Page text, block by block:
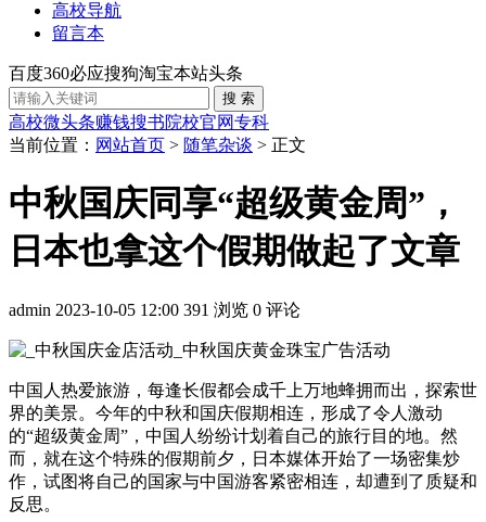
高校导航
留言本
百度360必应搜狗淘宝本站头条
高校微头条赚钱搜书院校官网专科
当前位置： 网站首页 > 随笔杂谈 > 正文
中秋国庆同享“超级黄金周”，
日本也拿这个假期做起了文章
admin 2023-10-05 12:00 391 浏览 0 评论
中国人热爱旅游，每逢长假都会成千上万地蜂拥而出，探索世
界的美景。今年的中秋和国庆假期相连，形成了令人激动
的“超级黄金周”，中国人纷纷计划着自己的旅行目的地。然
而，就在这个特殊的假期前夕，日本媒体开始了一场密集炒
作，试图将自己的国家与中国游客紧密相连，却遭到了质疑和
反思。